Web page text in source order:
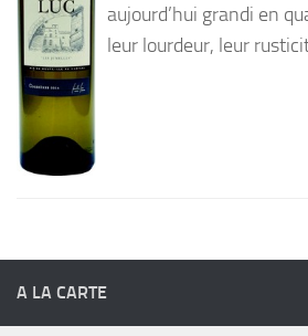
Entrées
Plats
Desserts
Sauces
aujourd’hui grandi en
leur lourdeur, leur
A LA CARTE